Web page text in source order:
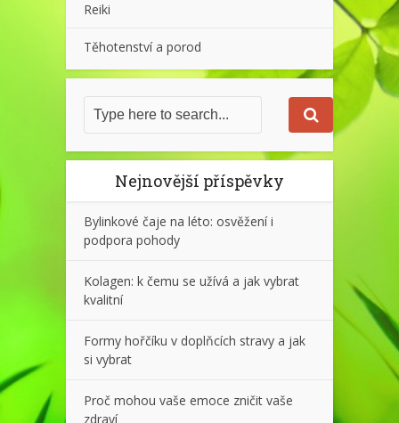
Reiki
Těhotenství a porod
Nejnovější příspěvky
Bylinkové čaje na léto: osvěžení i
podpora pohody
Kolagen: k čemu se užívá a jak vybrat
kvalitní
Formy hořčíku v doplňcích stravy a jak
si vybrat
Proč mohou vaše emoce zničit vaše
zdraví